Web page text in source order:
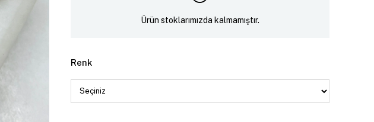
Ürün stoklarımızda kalmamıştır.
Renk